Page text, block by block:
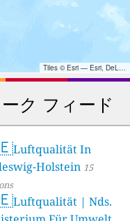
Tiles © Esri — Esri, DeLorme, NAVTEQ, TomTom, Intermap, iPC, USGS, FAO, NPS, NRCAN, GeoBase, Kadaster NL, Ordnance Survey, Esri Japan, METI, Esri China (Hong Kong), and the GIS User Community
ク フィード
Luftqualität In
Holstein 15
Luftqualität | Nds.